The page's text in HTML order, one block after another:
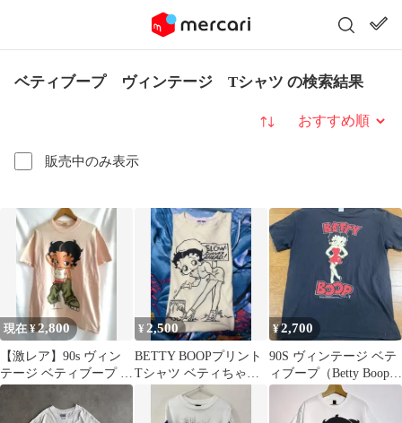
ベティブープ ヴィンテージ Tシャツ の検索結果
販売中のみ表示
並び替え
現在 ¥2,800
【激レア】90s ヴィン
テージ ベティブープ T
シャツ ピンク Mサイズ
¥ 2,500
BETTY BOOPプリント
Tシャツ ベティちゃんT
シャツ ベティブープT
シャツ
¥2,700
90S ヴィンテージ ベテ
ィブープ（Betty Boop）
のグラフィックTシャ